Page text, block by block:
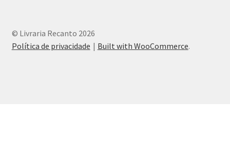
Peças novas
© Livraria Recanto 2026
Política de privacidade
Built with WooCommerce.